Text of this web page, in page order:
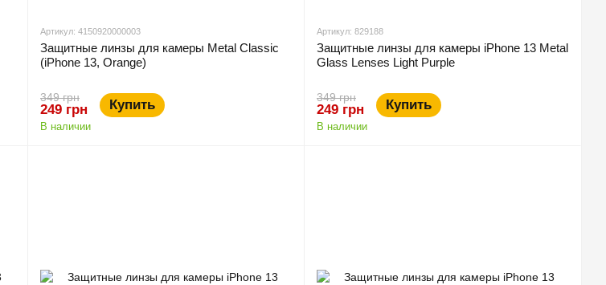
Артикул: 4150920000003
Защитные линзы для камеры Metal Classic
(iPhone 13, Orange)
349 грн
249 грн Купить
В наличии
Артикул: 829188
Защитные линзы для камеры iPhone 13 Metal
Glass Lenses Light Purple
349 грн
249 грн Купить
В наличии